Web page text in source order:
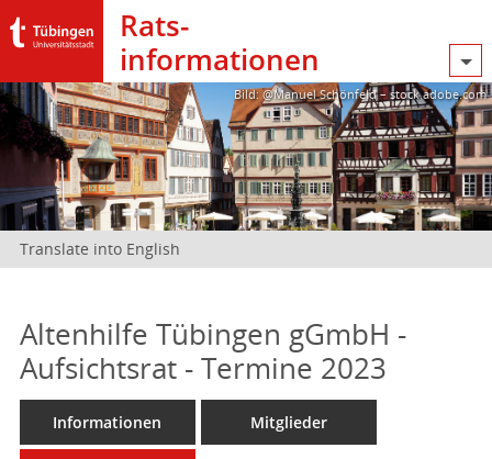
Rats­
informationen
Bild: @Manuel Schönfeld – stock.adobe.com
Translate into English
Altenhilfe Tübingen gGmbH -
Aufsichtsrat - Termine 2023
Informationen Mitglieder